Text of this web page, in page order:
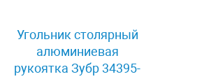
Угольник столярный
алюминиевая
рукоятка Зубр 34395-